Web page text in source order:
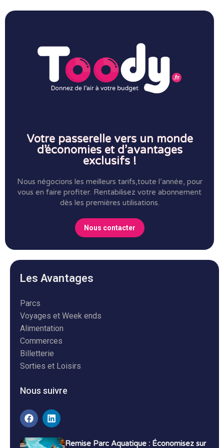
Votre passerelle vers un monde
d’économies et d’avantages
exclusifs !
Nous négocions les meilleurs tarifs,toute l’année, pour
vous en faire profiter. Rentabilisez votre abonnement
dès les premières utilisations.
Nous contacter
Les Avantages
Parcs
Voyages et Week ends
Alimentation
Commerces
Billetterie
Sorties et Loisirs
Nous suivre
Remise Parc Aquatique : Économisez sur